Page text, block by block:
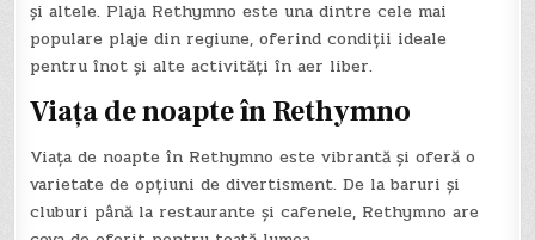
și altele. Plaja Rethymno este una dintre cele mai
populare plaje din regiune, oferind condiții ideale
pentru înot și alte activități în aer liber.
Viața de noapte în Rethymno
Viața de noapte în Rethymno este vibrantă și oferă o
varietate de opțiuni de divertisment. De la baruri și
cluburi până la restaurante și cafenele, Rethymno are